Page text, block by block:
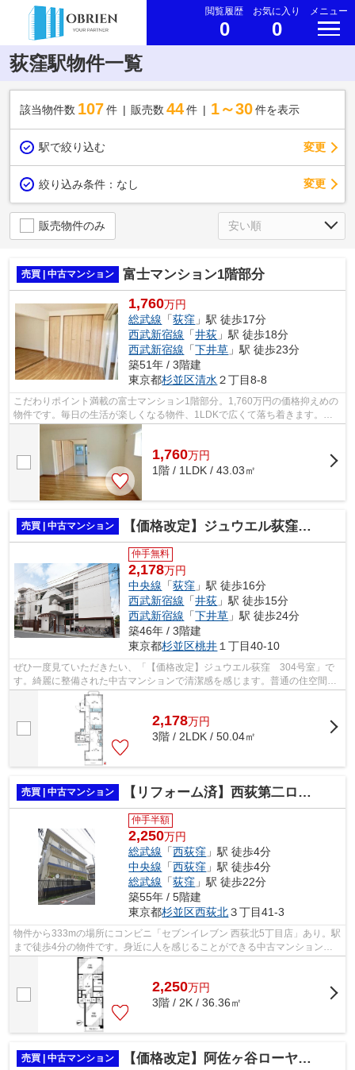
閲覧履歴
0
お気に入り
0
メニュー
荻窪駅物件一覧
該当物件数 107件 販売数 44 件 1～30 件を表示
駅で絞り込む 変更
絞り込み条件： なし 変更
販売物件のみ
売買 | 中古マンション 富士マンション1階部分
1,760万円
総武線 「荻窪 」駅 徒歩17分
西武新宿線 「井荻 」駅 徒歩18分
西武新宿線 「下井草 」駅 徒歩23分
築51年 / 3階建
東京都杉並区清水２丁目8-8
こだわりポイント満載の富士マンション1階部分。1,760万円の価格抑えめの
物件です。毎日の生活が楽しくなる物件、1LDKで広くて落ち着きます。バ
ルコニーの広さは1平米です。株式会社オ...
1,760万円
1階 / 1LDK / 43.03㎡
売買 | 中古マンション 【価格改定】ジュウエル荻窪 304号室
仲手無料
2,178万円
中央線 「荻窪 」駅 徒歩16分
西武新宿線 「井荻 」駅 徒歩15分
西武新宿線 「下井草 」駅 徒歩24分
築46年 / 3階建
東京都杉並区桃井 １丁目40-10
ぜひ一度見ていただきたい、「【価格改定】ジュウエル荻窪 304号室」で
す。綺麗に整備された中古マンションで清潔感を感じます。普通の住空間と
は違う、個性的で魅力的なデザイナーズ...
2,178万円
3階 / 2LDK / 50.04㎡
売買 | 中古マンション 【リフォーム済】西荻第二ローヤルコーポ
仲手半額
2,250万円
総武線 「西荻窪 」駅 徒歩4分
中央線 「西荻窪 」駅 徒歩4分
総武線 「荻窪 」駅 徒歩22分
築55年 / 5階建
東京都杉並区西荻北３丁目41-3
物件から333mの場所にコンビニ「セブンイレブン 西荻北5丁目店」あり。駅
まで徒歩4分の物件です。身近に人を感じることができる中古マンションで
す。株式会社オブライエンがオススメの...
2,250万円
3階 / 2K / 36.36㎡
売買 | 中古マンション 【価格改定】阿佐ヶ谷ローヤルコーポ